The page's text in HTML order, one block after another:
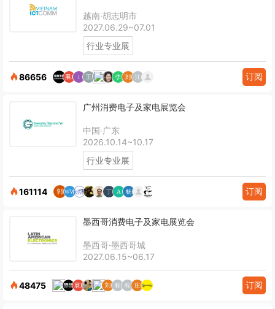
越南·胡志明市
2027.06.29~07.01
行业专业展
86656 订阅
广州消费电子及家电展览会
中国·广东
2026.10.14~10.17
行业专业展
161114 订阅
墨西哥消费电子及家电展览会
墨西哥·墨西哥城
2027.06.15~06.17
48475 订阅